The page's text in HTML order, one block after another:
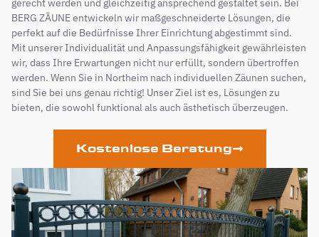
gerecht werden und gleichzeitig ansprechend gestaltet sein. Bei
BERG ZÄUNE entwickeln wir maßgeschneiderte Lösungen, die
perfekt auf die Bedürfnisse Ihrer Einrichtung abgestimmt sind.
Mit unserer Individualität und Anpassungsfähigkeit gewährleisten
wir, dass Ihre Erwartungen nicht nur erfüllt, sondern übertroffen
werden. Wenn Sie in Northeim nach individuellen Zäunen suchen,
sind Sie bei uns genau richtig! Unser Ziel ist es, Lösungen zu
bieten, die sowohl funktional als auch ästhetisch überzeugen.
Kostenlose Beratung